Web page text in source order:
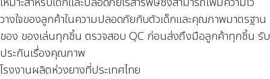
วางใจของลูกค้าในความปลอดภัยกับตัวเด็กและคุณภาพมาตรฐาน
ของ ของเล่นทุกชิ้น ตรวจสอบ QC ก่อนส่งถึงมือลูกค้าทุกชิ้น รับ
ประกันเรื่องคุณภาพ
โรงงานผลิตห่วงยางที่ประเทศไทย